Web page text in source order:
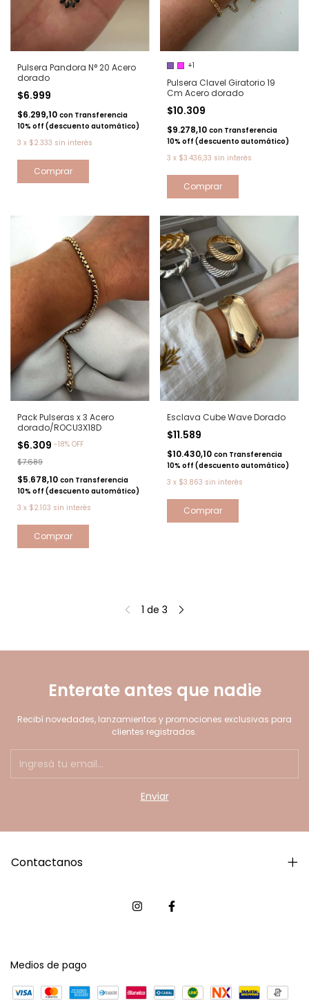
Pulsera Pandora N° 20 Acero
dorado
$6.999
$6.299,10 con Transferencia
10% off (descuento automático)
3 x $2.333 sin interés
+1
Pulsera Clavel Giratorio 19
Cm Acero dorado
$10.309
$9.278,10 con Transferencia
10% off (descuento automático)
3 x $3.436,33 sin interés
Comprar
Pack Pulseras x 3 Acero
dorado/ROCU3X18D
$6.309 -18% OFF
$7.689
$5.678,10 con Transferencia
10% off (descuento automático)
3 x $2.103 sin interés
Esclava Cube Wave Dorado
$11.589
$10.430,10 con Transferencia
10% off (descuento automático)
3 x $3.863 sin interés
1 de 3
Enterate antes que nadie
Recibí novedades, lanzamientos y promociones exclusivas para
clientes registrados.
Contactanos
Medios de pago